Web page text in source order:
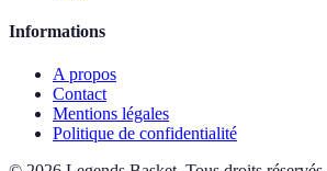
Informations
A propos
Contact
Mentions légales
Politique de confidentialité